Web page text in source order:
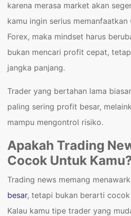
karena merasa market akan
kamu ingin serius memanfaatkan
Forex, maka mindset harus
bukan mencari profit cepat,
jangka panjang.
Trader yang bertahan lama
paling sering profit besar,
mampu mengontrol risiko.
Apakah Trading
Cocok Untuk
Trading news memang
besar, tetapi bukan berarti
Kalau kamu tipe trader yang